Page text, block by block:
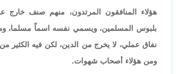
هؤلاء المنافقون المرتدون، منهم صنف خارج
بلبوس المسلمين، ويسمي نفسه اسماً مسلما،
نفاق عملي، لا يخرج من الدين، لكن فيه الكثير
ومن هؤلاء أصحاب شهوات.